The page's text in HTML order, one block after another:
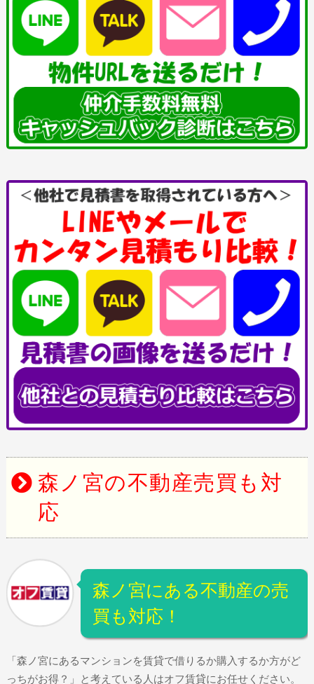
森ノ宮の不動産売買も対
応
森ノ宮にある不動産の売
買も対応！
「森ノ宮にあるマンションを賃貸で借りるか購入するか方がど
っちがお得？」と考えている人はオフ賃貸にお任せください。